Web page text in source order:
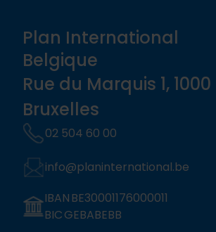
Plan International
Belgique
Rue du Marquis 1, 1000
Bruxelles
02 504 60 00
info@planinternational.be
IBAN BE30001176000011
BIC GEBABEBB